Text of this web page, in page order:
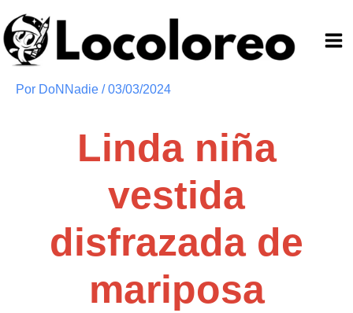
al
contenido
Por DoNNadie /03/03/2024
Linda niña
vestida
disfrazada de
mariposa